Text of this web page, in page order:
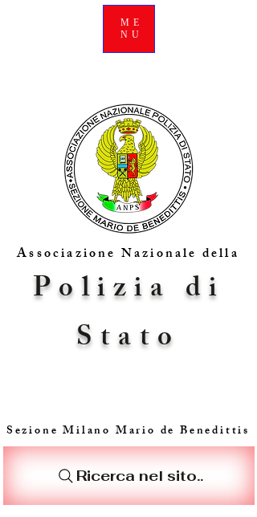
ME
NU
Associazione Nazionale della
Sezione Milano Mario de Benedittis
Ricerca nel sito..
Polizia di
Stato